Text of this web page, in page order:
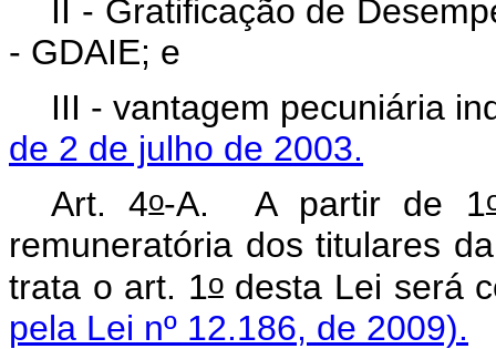
II - Gratificação de
- GDAIE; e
III - vantagem pecuniária
de 2 de julho de 2003.
Art. 4o-A.A partir de 1
remuneratória dos titulares
trata o art. 1odesta Lei
pela Lei nº 12.186, de 2009).